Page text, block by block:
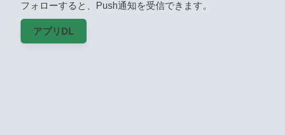
フォローすると、Push通知を受信できます。
アプリDL